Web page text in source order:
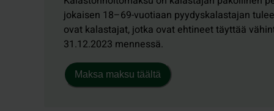
jokaisen 18–69-vuotiaan pyydyskalastajan
ovat kalastajat, jotka ovat ehtineet täyttää
31.12.2023 mennessä.
Maksa maksu täältä